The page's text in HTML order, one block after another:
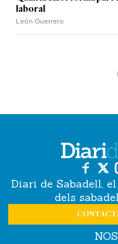
laboral
León Guerrero
Diari de Sabadell,
dels